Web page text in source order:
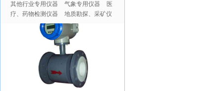
其他行业专用仪器 气象专用仪器
医
疗、药物检测仪器
地质勘探、采矿仪